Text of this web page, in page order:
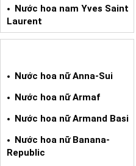
Nước hoa nam Yves Saint
Laurent
Nước hoa nữ Anna-Sui
Nước hoa nữ Armaf
Nước hoa nữ Armand Basi
Nước hoa nữ Banana-
Republic